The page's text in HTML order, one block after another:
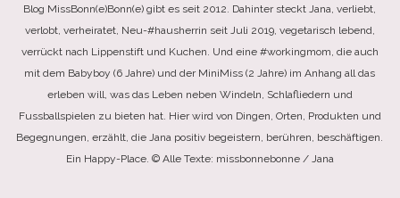
Blog MissBonn(e)Bonn(e) gibt es seit 2012. Dahinter steckt Jana, verliebt,
verlobt, verheiratet, Neu-#hausherrin seit Juli 2019, vegetarisch lebend,
verrückt nach Lippenstift und Kuchen. Und eine #workingmom, die auch
mit dem Babyboy (6 Jahre) und der MiniMiss (2 Jahre) im Anhang all das
erleben will, was das Leben neben Windeln, Schlafliedern und
Fussballspielen zu bieten hat. Hier wird von Dingen, Orten, Produkten und
Begegnungen, erzählt, die Jana positiv begeistern, berühren, beschäftigen.
Ein Happy-Place. © Alle Texte: missbonnebonne / Jana